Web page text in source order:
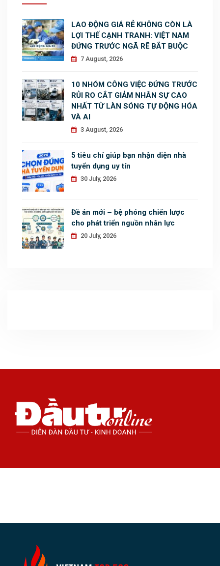
LAO ĐỘNG GIÁ RẺ KHÔNG CÒN LÀ
LỢI THẾ CẠNH TRANH: VIỆT NAM
ĐỨNG TRƯỚC NGÃ RẼ BẮT BUỘC
7 August, 2026
10 NHÓM CÔNG VIỆC ĐỨNG TRƯỚC
RỦI RO CẮT GIẢM NHÂN SỰ CAO
NHẤT TỪ LÀN SÓNG TỰ ĐỘNG HÓA
VÀ AI
3 August, 2026
5 tiêu chí giúp bạn nhận diện nhà
tuyển dụng uy tín
30 July, 2026
Đề án mới – bệ phóng chiến lược
cho phát triển nguồn nhân lực
20 July, 2026